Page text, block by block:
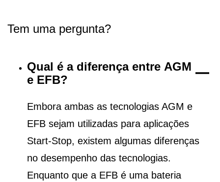
Tem uma pergunta?
Qual é a diferença entre AGM
e EFB?
Embora ambas as tecnologias AGM e
EFB sejam utilizadas para aplicações
Start-Stop, existem algumas diferenças
no desempenho das tecnologias.
Enquanto que a EFB é uma bateria